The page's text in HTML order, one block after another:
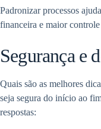
Padronizar processos
financeira e maior
Segurança e
Quais são as melhores
seja segura do início ao
respostas: